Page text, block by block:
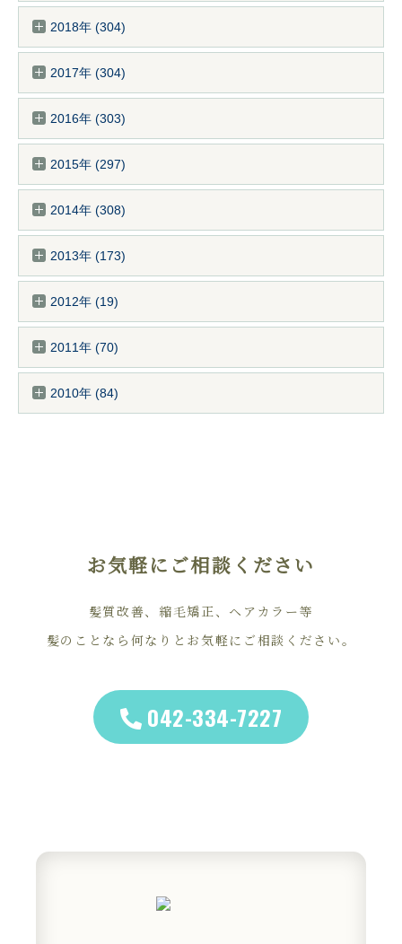
2018年 (304)
2017年 (304)
2016年 (303)
2015年 (297)
2014年 (308)
2013年 (173)
2012年 (19)
2011年 (70)
2010年 (84)
お気軽にご相談ください
髪質改善、縮毛矯正、ヘアカラー等
髪のことなら何なりとお気軽にご相談ください。
042-334-7227